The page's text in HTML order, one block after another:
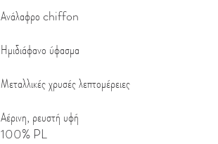
Ανάλαφρο chiffon
Ημιδιάφανο ύφασμα
Μεταλλικές χρυσές λεπτομέρειες
Αέρινη, ρευστή υφή
100% PL